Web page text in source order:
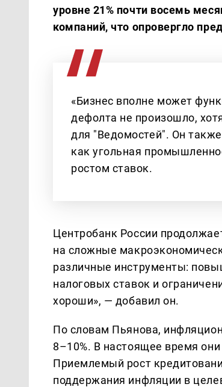
уровне 21% почти восемь
компаний, что опровергло
«Бизнес вполне может
дефолта не произошло,
для "Ведомостей". Он
как угольная
ростом ставок.
Центробанк России
на сложные
различные инструменты:
налоговых ставок и
хороши», — добавил он.
По словам Пьянова,
8–10%. В настоящее время
Приемлемый рост
поддержания инфляции в